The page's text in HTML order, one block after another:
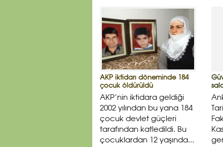
AKP iktidarı döneminde 184
çocuk öldürüldü
AKP’nin iktidara geldiği
2002 yılından bu yana 184
çocuk devlet güçleri
tarafından katledildi. Bu
çocuklardan 12 yaşında...